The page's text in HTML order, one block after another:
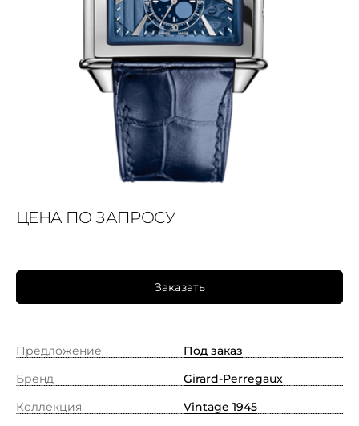
ЦЕНА ПО ЗАПРОСУ
Заказать
Предложение
Под заказ
Бренд
Girard-Perregaux
Коллекция
Vintage 1945